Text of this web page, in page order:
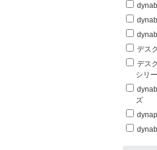
デス
デス
シリ
ズ